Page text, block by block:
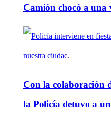
Camión chocó a una
Con la colaboración
la Policía detuvo a